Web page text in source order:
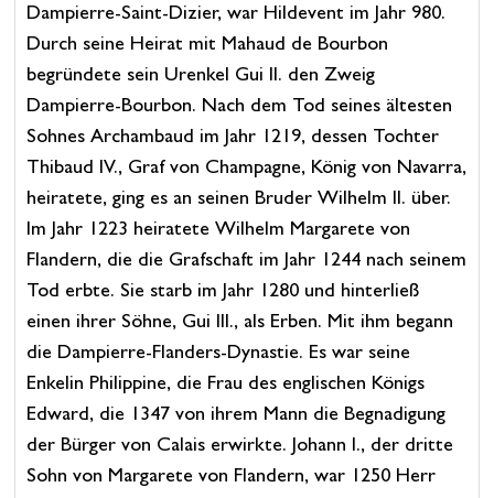
Dampierre-Saint-Dizier, war Hildevent im Jahr 980.
Durch seine Heirat mit Mahaud de Bourbon
begründete sein Urenkel Gui II. den Zweig
Dampierre-Bourbon. Nach dem Tod seines ältesten
Sohnes Archambaud im Jahr 1219, dessen Tochter
Thibaud IV., Graf von Champagne, König von Navarra,
heiratete, ging es an seinen Bruder Wilhelm II. über.
Im Jahr 1223 heiratete Wilhelm Margarete von
Flandern, die die Grafschaft im Jahr 1244 nach seinem
Tod erbte. Sie starb im Jahr 1280 und hinterließ
einen ihrer Söhne, Gui III., als Erben. Mit ihm begann
die Dampierre-Flanders-Dynastie. Es war seine
Enkelin Philippine, die Frau des englischen Königs
Edward, die 1347 von ihrem Mann die Begnadigung
der Bürger von Calais erwirkte. Johann I., der dritte
Sohn von Margarete von Flandern, war 1250 Herr